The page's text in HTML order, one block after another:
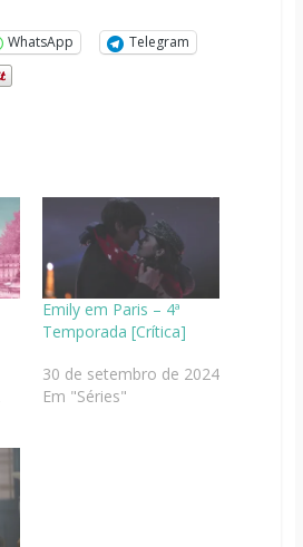
WhatsApp
Telegram
Emily em Paris – 4ª
Temporada [Crítica]
30 de setembro de 2024
Em "Séries"